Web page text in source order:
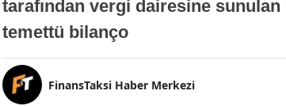
tarafından vergi dairesine
temettü bilanço
FinansTaksi Haber Merkezi